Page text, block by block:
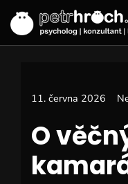
obsah
11. června 2026
O